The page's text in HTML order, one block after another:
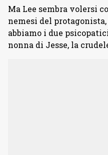
Ma Lee sembra volersi
nemesi del
abbiamo i due
nonna di Jesse, la